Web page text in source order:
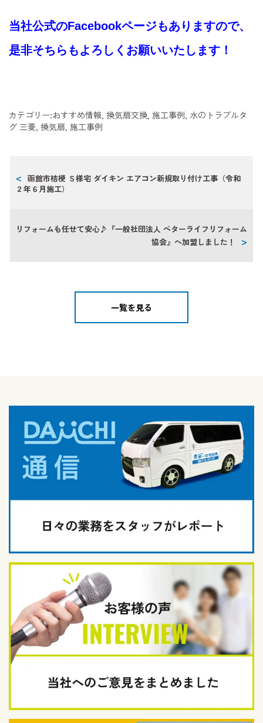
当社公式のFacebookページもありますので、
是非そちらもよろしくお願いいたします！
カテゴリー:おすすめ情報, 換気扇交換, 施工事例, 水のトラブルタ
グ 三菱, 換気扇, 施工事例
函館市桔梗 Ｓ様宅 ダイキン エアコン新規取り付け工事（令和
２年６月施工）
リフォームも任せて安心♪『一般社団法人 ベターライフリフォーム
協会』へ加盟しました！
一覧を見る